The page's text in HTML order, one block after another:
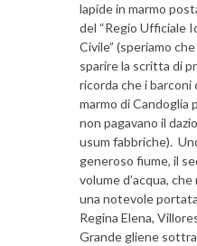
lapide in marmo
del “Regio Ufficiale
Civile” (speriamo
sparire la scritta di
ricorda che i
marmo di Candoglia
non pagavano il
usum fabbriche).
generoso fiume, il
volume d’acqua,
una notevole
Regina Elena,
Grande gliene